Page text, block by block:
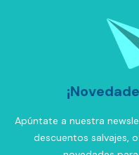
Apúntate a nuestra
descuentos salvajes,